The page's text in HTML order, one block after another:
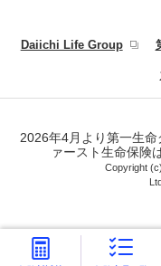
Daiichi Life Group
2026年4月より第一生
ァースト生命保険
Copyright